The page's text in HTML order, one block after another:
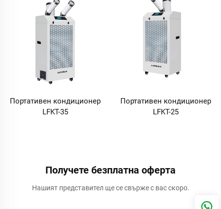
Портативен кондиционер
LFKT-35
Портативен кондиционер
LFKT-25
Получете безплатна оферта
Нашият представител ще се свърже с вас скоро.